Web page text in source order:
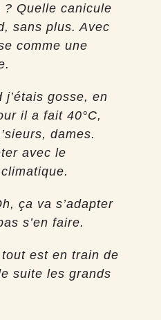
? Quelle canicule
sans plus. Avec
comme une
j’étais gosse, en
il a fait 40°C,
dames.
avec le
ça va s’adapter
s’en faire.
est en train de
suite les grands